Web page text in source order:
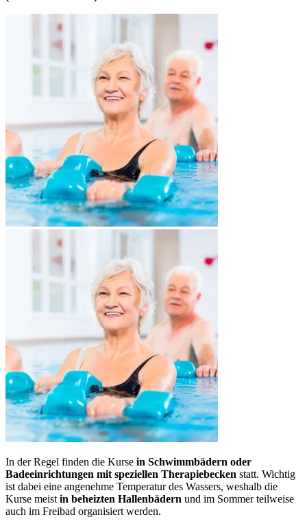
In der Regel finden die Kurse in Schwimmbädern oder
Badeeinrichtungen mit speziellen Therapiebecken statt. Wichtig
ist dabei eine angenehme Temperatur des Wassers, weshalb die
Kurse meist in beheizten Hallenbädern und im Sommer teilweise
auch im Freibad organisiert werden.